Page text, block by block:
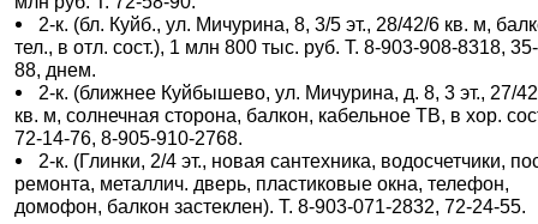
2-к. (бл. Куйб., ул. Мичурина, 8, 3/5 эт., 28/42/6 кв. м,
тел., в отл. сост.), 1 млн 800 тыс. руб. Т. 8-903-908-8318,
88, днем.
2-к. (ближнее Куйбышево, ул. Мичурина, д. 8, 3 эт., 27/
кв. м, солнечная сторона, балкон, кабельное ТВ, в хор.
72-14-76, 8-905-910-2768.
2-к. (Глинки, 2/4 эт., новая сантехника, водосчетчики,
ремонта, металлич. дверь, пластиковые окна, телефон,
домофон, балкон застеклен). Т. 8-903-071-2832, 72-24-55.